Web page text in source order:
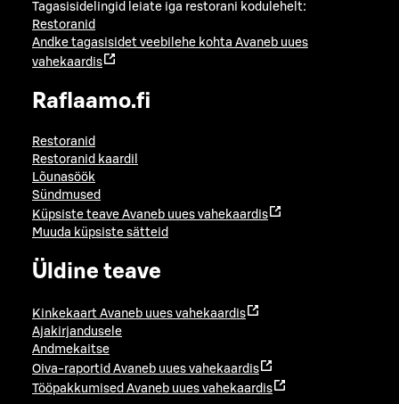
Tagasisidelingid leiate iga restorani kodulehelt:
Restoranid
Andke tagasisidet veebilehe kohta Avaneb uues
vahekaardis
Raflaamo.fi
Restoranid
Restoranid kaardil
Lõunasöök
Sündmused
Küpsiste teave Avaneb uues vahekaardis
Muuda küpsiste sätteid
Üldine teave
Kinkekaart Avaneb uues vahekaardis
Ajakirjandusele
Andmekaitse
Oiva-raportid Avaneb uues vahekaardis
Tööpakkumised Avaneb uues vahekaardis